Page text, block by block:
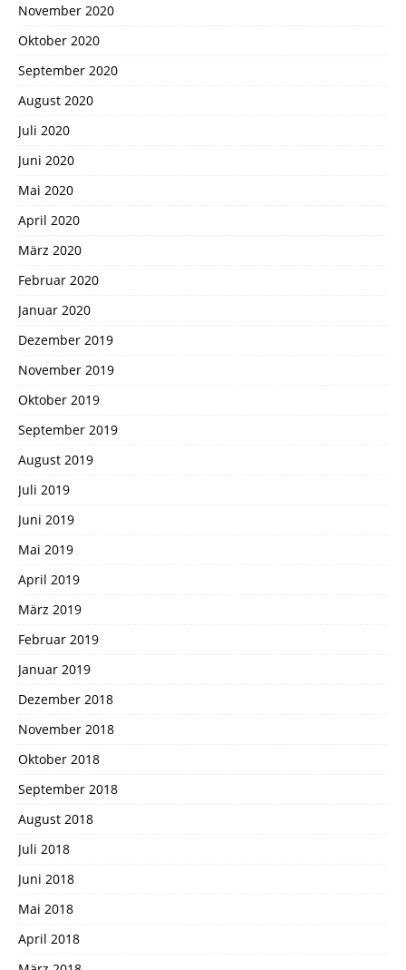
November 2020
Oktober 2020
September 2020
August 2020
Juli 2020
Juni 2020
Mai 2020
April 2020
März 2020
Februar 2020
Januar 2020
Dezember 2019
November 2019
Oktober 2019
September 2019
August 2019
Juli 2019
Juni 2019
Mai 2019
April 2019
März 2019
Februar 2019
Januar 2019
Dezember 2018
November 2018
Oktober 2018
September 2018
August 2018
Juli 2018
Juni 2018
Mai 2018
April 2018